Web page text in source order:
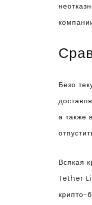
Безо
а также
Всякая
Tether
крипто-